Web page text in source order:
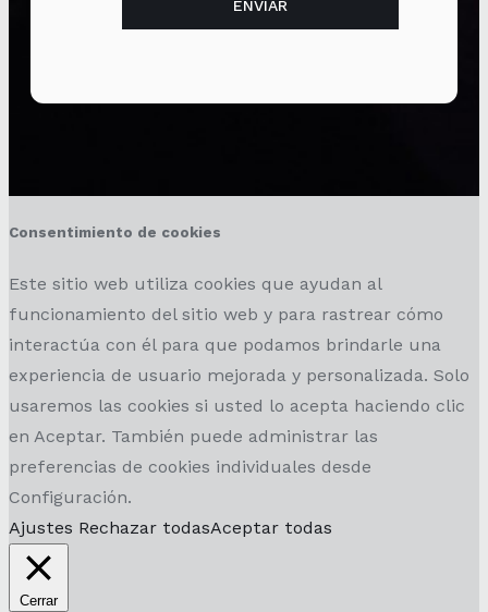
Consentimiento de cookies
Este sitio web utiliza cookies que ayudan al
funcionamiento del sitio web y para rastrear cómo
interactúa con él para que podamos brindarle una
experiencia de usuario mejorada y personalizada. Solo
usaremos las cookies si usted lo acepta haciendo clic
en Aceptar. También puede administrar las
preferencias de cookies individuales desde
Configuración.
Ajustes Rechazar todasAceptar todas
Cerrar